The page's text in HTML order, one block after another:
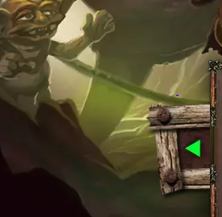
Strategy Game online